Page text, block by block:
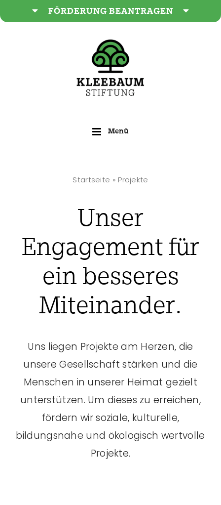
Inhalt
Startseite » Projekte
Unser
Engagement für
ein besseres
Miteinander.
Uns liegen Projekte am Herzen, die
unsere Gesellschaft stärken und die
Menschen in unserer Heimat gezielt
unterstützen. Um dieses zu erreichen,
fördern wir soziale, kulturelle,
bildungsnahe und ökologisch wertvolle
Projekte.
FÖRDERUNG BEANTRAGEN